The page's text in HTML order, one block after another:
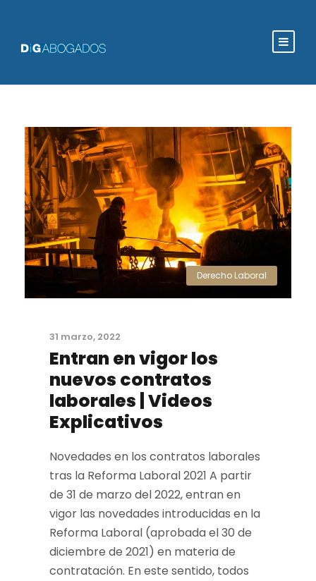
Derecho Laboral
31 marzo, 2022
Entran en vigor los
nuevos contratos
laborales | Videos
Explicativos
Novedades en los contratos laborales
tras la Reforma Laboral 2021 A partir
de 31 de marzo del 2022, entran en
vigor las novedades introducidas en la
Reforma Laboral (aprobada el 30 de
diciembre de 2021) en materia de
contratación. En este sentido, todos